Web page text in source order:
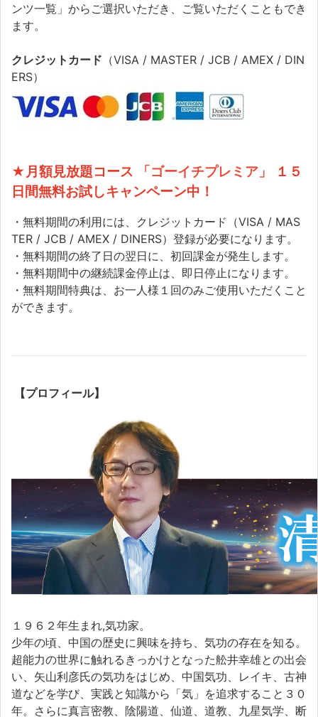
ンツ一覧」からご選択いただき、ご覧いただくこともでき
ます。
クレジットカード （VISA / MASTER / JCB / AMEX / DIN
ERS）
★月額見放題コース 「ゴーイチプレミア」
１５
日間無料お試しキャンペーン中！
・無料期間の利用には、クレジットカード（VISA / MAS
TER / JCB / AMEX / DINERS）登録が必要になります。
・無料期間の終了日の翌日に、初回課金が発生します。
・無料期間中の継続課金停止は、即日停止になります。
・無料期間特典は、お一人様１回のみご使用いただくこと
ができます。
【プロフィール】
１９６２年生まれ,気功家。
少年の頃、中国の歴史に興味を持ち、気功の存在を知る。
超能力の世界に触れるきっかけとなった舩井幸雄との出会
い、矢山利彦氏の気功をはじめ、中国気功、レイキ、古神
道などを学び、実践と知識から「気」を追求すること３０
年。さらに真言密教、陰陽道、仙道、道教、九星気学、断